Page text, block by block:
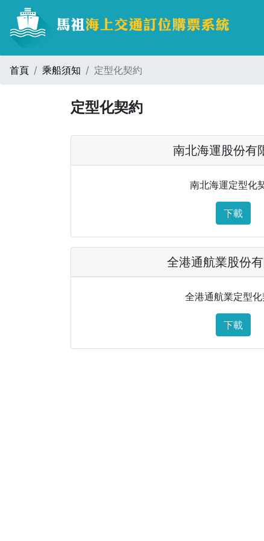
首頁 乘船須知 定型化契約
定型化契約
南北海運股份有
南北海運定型化
下載
全港通航業股份
全港通航業定型化
下載